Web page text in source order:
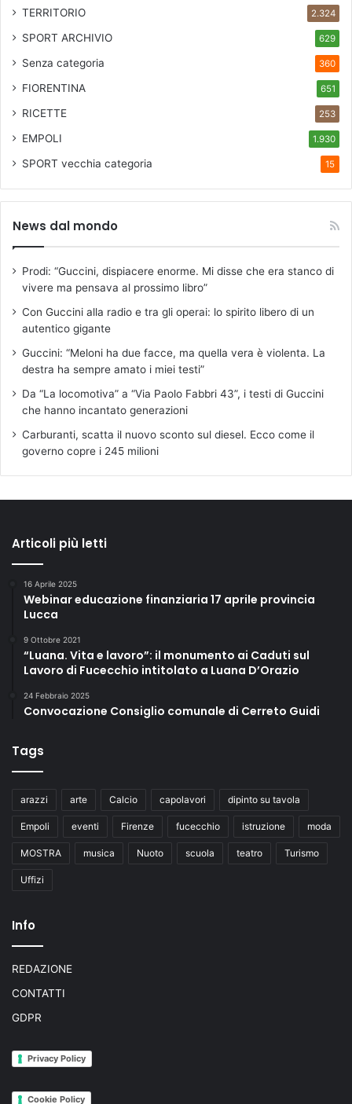
TERRITORIO 2.324
SPORT ARCHIVIO 629
Senza categoria 360
FIORENTINA 651
RICETTE 253
EMPOLI 1.930
SPORT vecchia categoria 15
News dal mondo
Prodi: “Guccini, dispiacere enorme. Mi disse che era stanco di
vivere ma pensava al prossimo libro”
Con Guccini alla radio e tra gli operai: lo spirito libero di un
autentico gigante
Guccini: “Meloni ha due facce, ma quella vera è violenta. La
destra ha sempre amato i miei testi”
Da “La locomotiva” a “Via Paolo Fabbri 43”, i testi di Guccini
che hanno incantato generazioni
Carburanti, scatta il nuovo sconto sul diesel. Ecco come il
governo copre i 245 milioni
Articoli più letti
16 Aprile 2025
Webinar educazione finanziaria 17 aprile provincia
Lucca
9 Ottobre 2021
“Luana. Vita e lavoro”: il monumento ai Caduti sul
Lavoro di Fucecchio intitolato a Luana D’Orazio
24 Febbraio 2025
Convocazione Consiglio comunale di Cerreto Guidi
Tags
arazzi arte Calcio capolavori dipinto su tavola
Empoli eventi Firenze fucecchio istruzione moda
MOSTRA musica Nuoto scuola teatro Turismo
Uffizi
Info
REDAZIONE
CONTATTI
GDPR
Privacy Policy
Cookie Policy